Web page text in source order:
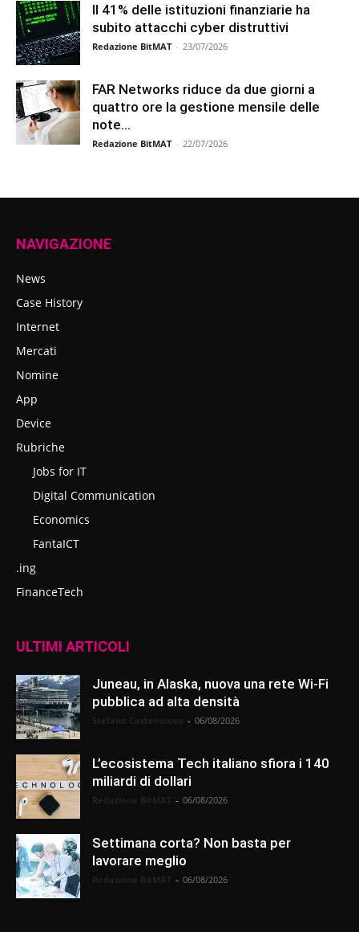
Il 41% delle istituzioni finanziarie ha
subito attacchi cyber distruttivi
Redazione BitMAT - 23/07/2026
FAR Networks riduce da due giorni a
quattro ore la gestione mensile delle
note...
Redazione BitMAT - 22/07/2026
NAVIGAZIONE
News
Case History
Internet
Mercati
Nomine
App
Device
Rubriche
Jobs for IT
Digital Communication
Economics
FantaICT
.ing
FinanceTech
ULTIMI ARTICOLI
Juneau, in Alaska, nuova una rete Wi-Fi
pubblica ad alta densità
- 06/08/2026
L’ecosistema Tech italiano sfiora i 140
miliardi di dollari
- 06/08/2026
Settimana corta? Non basta per
lavorare meglio
- 06/08/2026